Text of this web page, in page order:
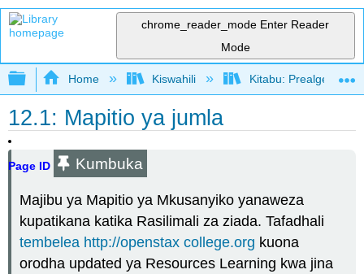
chrome_reader_mode Enter Reader
Mode
Expand/collapse global hierarchy
Home Kiswahili Kitabu: Prealgebra
12.1: Mapitio ya jumla
Page ID Kumbuka
Majibu ya Mapitio ya Mkusanyiko yanaweza
kupatikana katika Rasilimali za ziada. Tafadhali
tembelea http://openstax college.org kuona
orodha updated ya Resources Learning kwa jina